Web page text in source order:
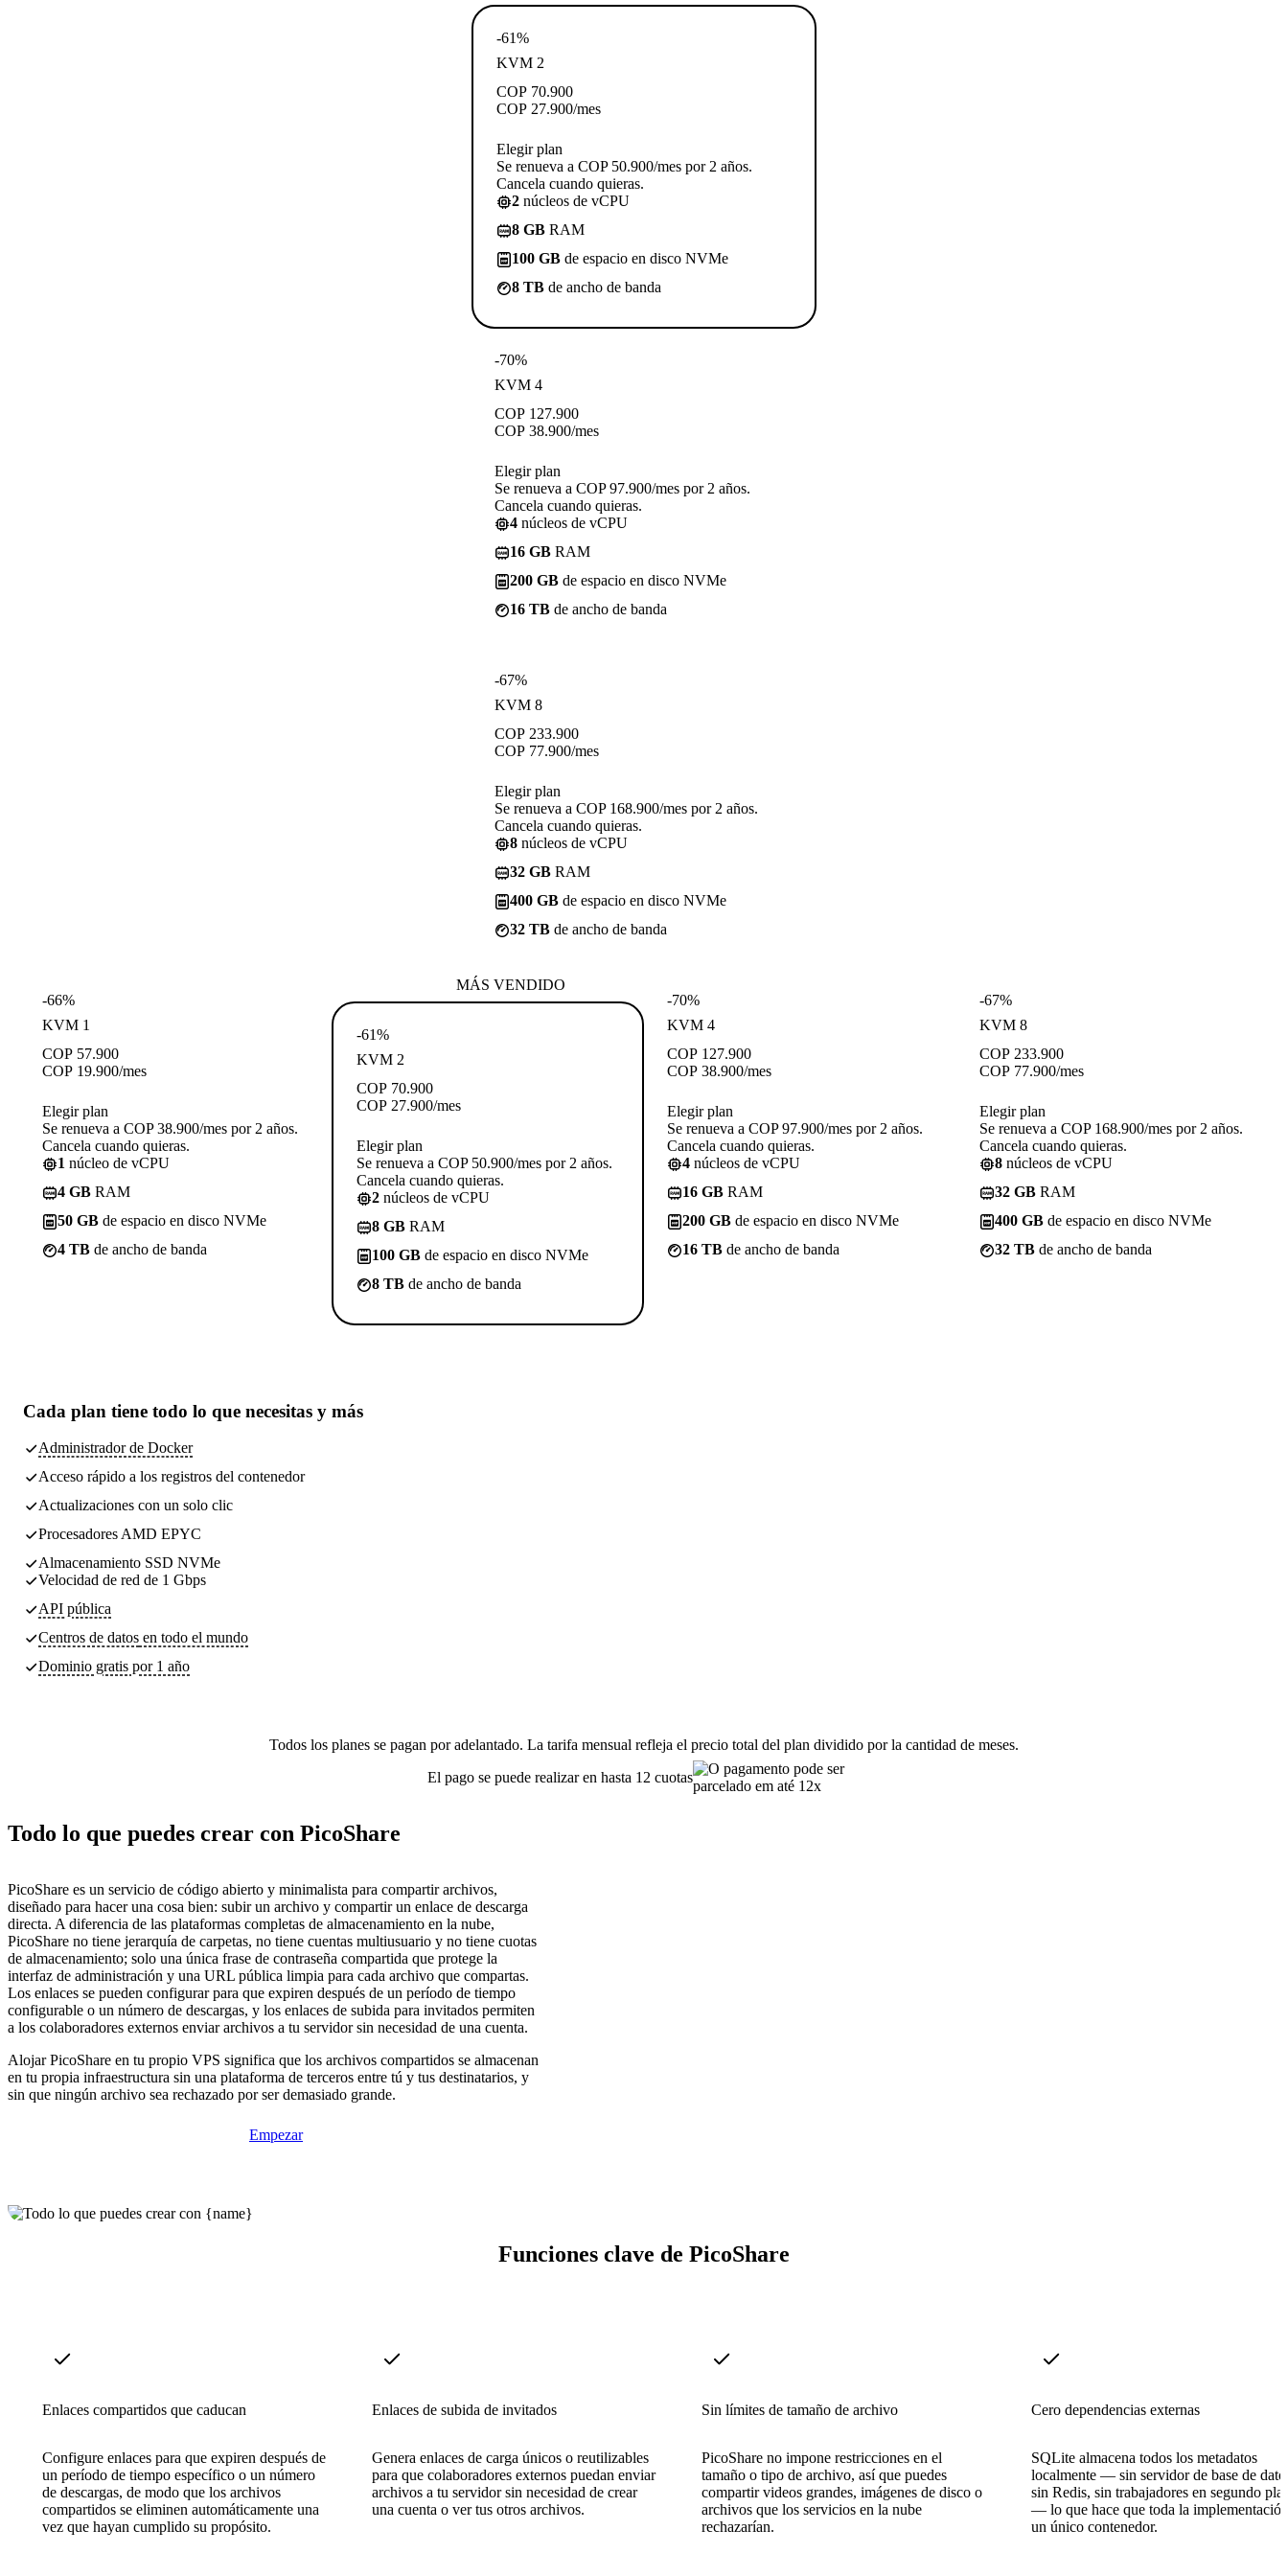
-61%
KVM 2
COP 70.900
COP 27.900/mes
Elegir plan
Se renueva a COP 50.900/mes por 2 años.
Cancela cuando quieras.
2 núcleos de vCPU
8 GB RAM
100 GB de espacio en disco NVMe
8 TB de ancho de banda
-70%
KVM 4
COP 127.900
COP 38.900/mes
Elegir plan
Se renueva a COP 97.900/mes por 2 años.
Cancela cuando quieras.
4 núcleos de vCPU
16 GB RAM
200 GB de espacio en disco NVMe
16 TB de ancho de banda
-67%
KVM 8
COP 233.900
COP 77.900/mes
Elegir plan
Se renueva a COP 168.900/mes por 2 años.
Cancela cuando quieras.
8 núcleos de vCPU
32 GB RAM
400 GB de espacio en disco NVMe
32 TB de ancho de banda
-66%
KVM 1
COP 57.900
COP 19.900/mes
Elegir plan
Se renueva a COP 38.900/mes por 2 años.
Cancela cuando quieras.
1 núcleo de vCPU
4 GB RAM
50 GB de espacio en disco NVMe
4 TB de ancho de banda
MÁS VENDIDO
-61%
KVM 2
COP 70.900
COP 27.900/mes
Elegir plan
Se renueva a COP 50.900/mes por 2 años.
Cancela cuando quieras.
2 núcleos de vCPU
8 GB RAM
100 GB de espacio en disco NVMe
8 TB de ancho de banda
-70%
KVM 4
COP 127.900
COP 38.900/mes
Elegir plan
Se renueva a COP 97.900/mes por 2 años.
Cancela cuando quieras.
4 núcleos de vCPU
16 GB RAM
200 GB de espacio en disco NVMe
16 TB de ancho de banda
-67%
KVM 8
COP 233.900
COP 77.900/mes
Elegir plan
Se renueva a COP 168.900/mes por 2 años.
Cancela cuando quieras.
8 núcleos de vCPU
32 GB RAM
400 GB de espacio en disco NVMe
32 TB de ancho de banda
Cada plan tiene todo lo que necesitas y más
Administrador de Docker
Acceso rápido a los registros del contenedor
Actualizaciones con un solo clic
Procesadores AMD EPYC
Almacenamiento SSD NVMe
Velocidad de red de 1 Gbps
API pública
Centros de datos en todo el mundo
Dominio gratis por 1 año
Todos los planes se pagan por adelantado. La tarifa mensual refleja el precio total del plan dividido por la cantidad de meses.
El pago se puede realizar en hasta 12 cuotas
Todo lo que puedes crear con PicoShare
PicoShare es un servicio de código abierto y minimalista para compartir archivos,
diseñado para hacer una cosa bien: subir un archivo y compartir un enlace de descarga
directa. A diferencia de las plataformas completas de almacenamiento en la nube,
PicoShare no tiene jerarquía de carpetas, no tiene cuentas multiusuario y no tiene cuotas
de almacenamiento; solo una única frase de contraseña compartida que protege la
interfaz de administración y una URL pública limpia para cada archivo que compartas.
Los enlaces se pueden configurar para que expiren después de un período de tiempo
configurable o un número de descargas, y los enlaces de subida para invitados permiten
a los colaboradores externos enviar archivos a tu servidor sin necesidad de una cuenta.
Alojar PicoShare en tu propio VPS significa que los archivos compartidos se almacenan
en tu propia infraestructura sin una plataforma de terceros entre tú y tus destinatarios, y
sin que ningún archivo sea rechazado por ser demasiado grande.
Empezar
Funciones clave de PicoShare
Enlaces compartidos que caducan
Configure enlaces para que expiren después de
un período de tiempo específico o un número
de descargas, de modo que los archivos
compartidos se eliminen automáticamente una
vez que hayan cumplido su propósito.
Enlaces de subida de invitados
Genera enlaces de carga únicos o reutilizables
para que colaboradores externos puedan enviar
archivos a tu servidor sin necesidad de crear
una cuenta o ver tus otros archivos.
Sin límites de tamaño de archivo
PicoShare no impone restricciones en el
tamaño o tipo de archivo, así que puedes
compartir videos grandes, imágenes de disco o
archivos que los servicios en la nube
rechazarían.
Cero dependencias externas
SQLite almacena todos los metadatos
localmente — sin servidor de base de
sin Redis, sin trabajadores en segundo
— lo que hace que toda la
un único contenedor.